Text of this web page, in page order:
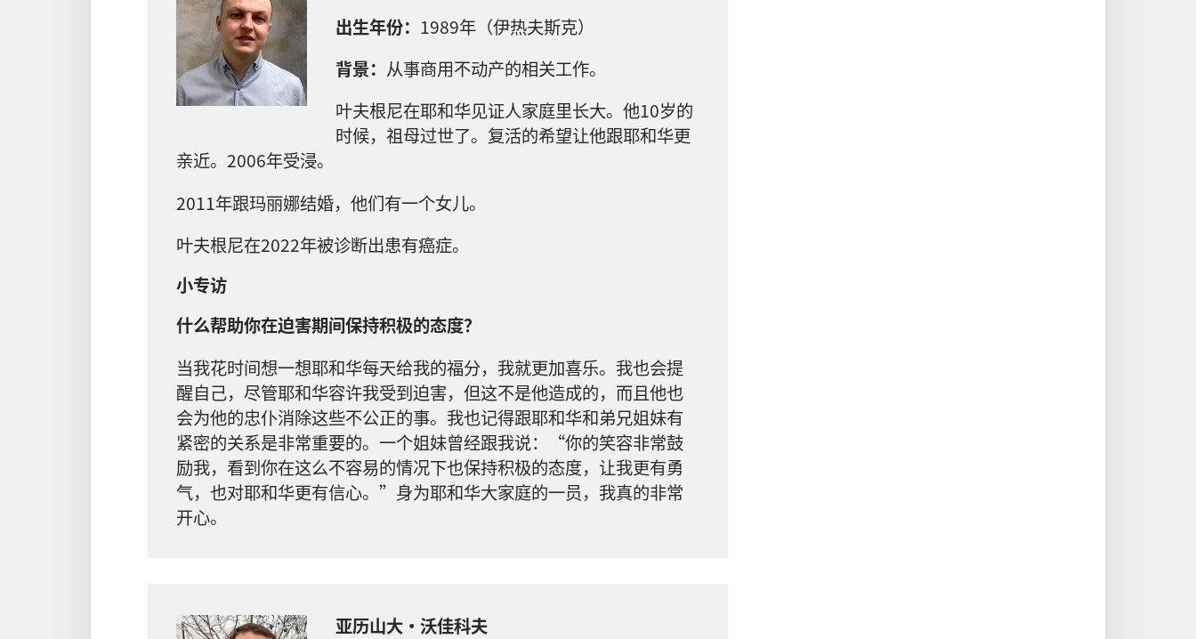
出生年份： 1989年（伊热夫斯克）
背景： 从事商用不动产的相关工作。
叶夫根尼在耶和华见证人家庭里长大。他10岁的
时候，祖母过世了。复活的希望让他跟耶和华更
亲近。2006年受浸。
2011年跟玛丽娜结婚，他们有一个女儿。
叶夫根尼在2022年被诊断出患有癌症。
小专访
什么帮助你在迫害期间保持积极的态度？
当我花时间想一想耶和华每天给我的福分，我就更加喜乐。我也会提
醒自己，尽管耶和华容许我受到迫害，但这不是他造成的，而且他也
会为他的忠仆消除这些不公正的事。我也记得跟耶和华和弟兄姐妹有
紧密的关系是非常重要的。一个姐妹曾经跟我说：“你的笑容非常鼓
励我，看到你在这么不容易的情况下也保持积极的态度，让我更有勇
气，也对耶和华更有信心。”身为耶和华大家庭的一员，我真的非常
开心。
亚历山大·沃佳科夫